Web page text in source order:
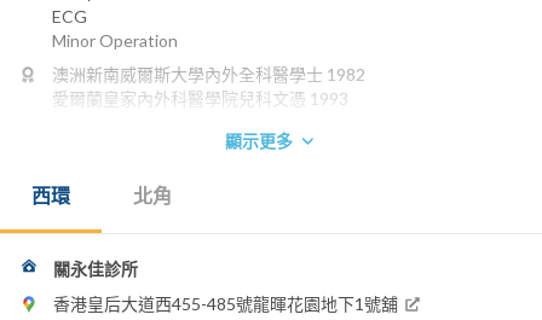
ECG
Minor Operation
澳洲新南威爾斯大學內外全科醫學士 1982
愛爾蘭皇家內外科醫學院兒科文憑 1993
電郵：
養和醫院
聖保祿醫院
顯示更多
西環 北角
關永佳診所
香港皇后大道西455-485號龍暉花園地下1號舖